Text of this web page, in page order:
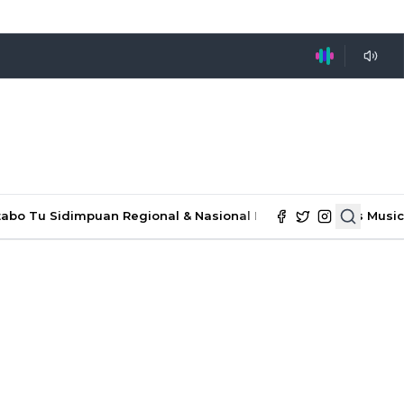
Tu Sidimpuan Regional & Nasional Ekonomi & Bisnis Music